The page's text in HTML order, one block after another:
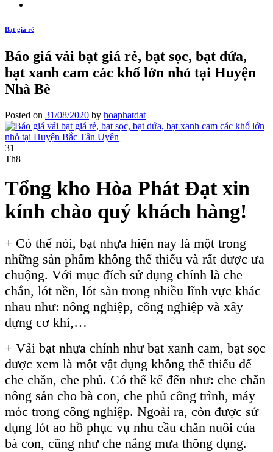
Bạt giá rẻ
Báo giá vải bạt giá rẻ, bạt sọc, bạt dứa,
bạt xanh cam các khổ lớn nhỏ tại Huyện
Nhà Bè
Posted on 31/08/2020 by hoaphatdat
31
Th8
Tổng kho Hòa Phát Đạt xin
kính chào quý khách hàng!
+ Có thể nói, bạt nhựa hiện nay là một trong
những sản phẩm không thể thiếu và rất được ưa
chuộng. Với mục đích sử dụng chính là che
chắn, lót nền, lót sàn trong nhiều lĩnh vực khác
nhau như: nông nghiệp, công nghiệp và xây
dựng cơ khí,…
+ Vải bạt nhựa chính như bạt xanh cam, bạt sọc
được xem là một vật dụng không thể thiếu để
che chắn, che phủ. Có thể kể đến như: che chắn
nông sản cho bà con, che phủ công trình, máy
móc trong công nghiệp. Ngoài ra, còn được sử
dụng lót ao hồ phục vụ nhu cầu chăn nuôi của
bà con, cũng như che nắng mưa thông dụng.